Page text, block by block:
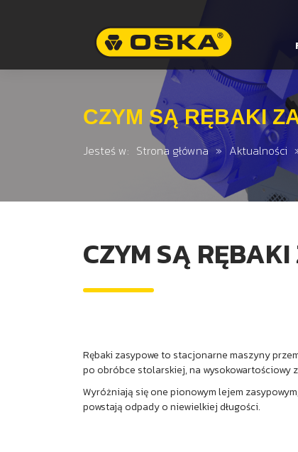
CZYM SĄ RĘBAKI
Jesteś w: Strona główna Aktualności
CZYM SĄ
Rębaki zasypowe to stacjonarne maszyny
po obróbce stolarskiej, na wysokowartościowy
Wyróżniają się one pionowym lejem
powstają odpady o niewielkiej długości.